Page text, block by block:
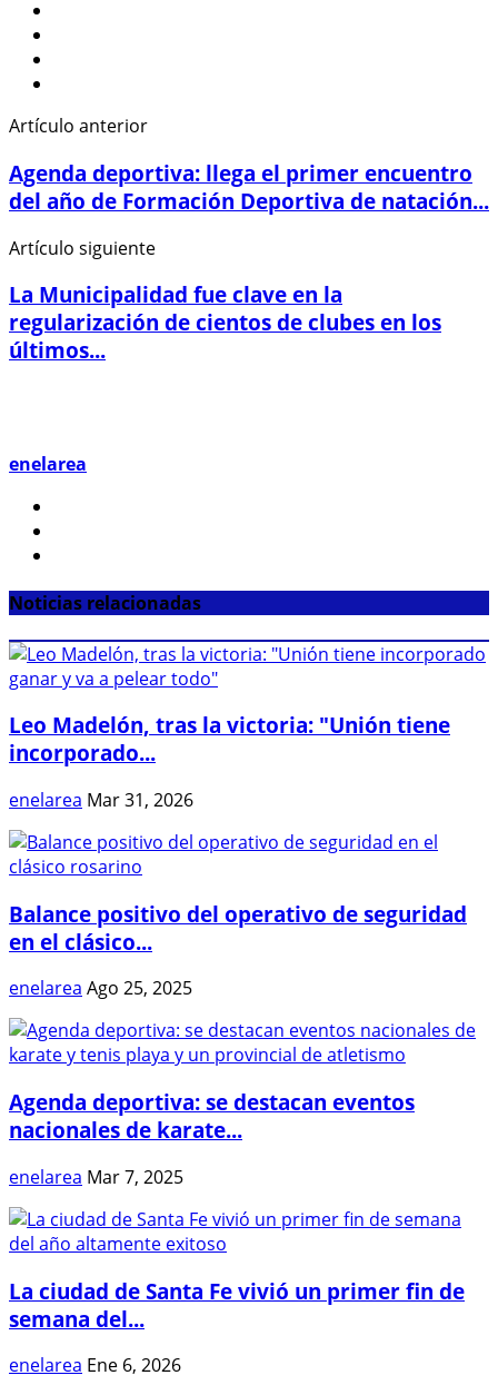
Artículo anterior
Agenda deportiva: llega el primer encuentro
del año de Formación Deportiva de natación...
Artículo siguiente
La Municipalidad fue clave en la
regularización de cientos de clubes en los
últimos...
enelarea
Noticias relacionadas
Leo Madelón, tras la victoria: "Unión tiene
incorporado...
enelarea Mar 31, 2026
Balance positivo del operativo de seguridad
en el clásico...
enelarea Ago 25, 2025
Agenda deportiva: se destacan eventos
nacionales de karate...
enelarea Mar 7, 2025
La ciudad de Santa Fe vivió un primer fin de
semana del...
enelarea Ene 6, 2026